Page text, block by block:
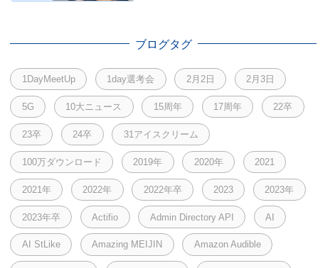
ブログタグ
1DayMeetUp 1day選考会 2月2日 2月3日
5G 10大ニュース 15周年 17周年 22卒
23卒 24卒 31アイスクリーム
100万ダウンロード 2019年 2020年 2021
2021年 2022年 2022年卒 2023 2023年
2023年卒 Actifio Admin Directory API AI
AI StLike Amazing MEIJIN Amazon Audible